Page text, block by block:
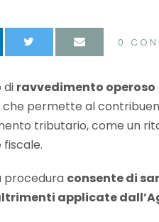
0
di ravvedimento operoso
permette al
tributario, come un
fiscale.
procedura consente di
applicate